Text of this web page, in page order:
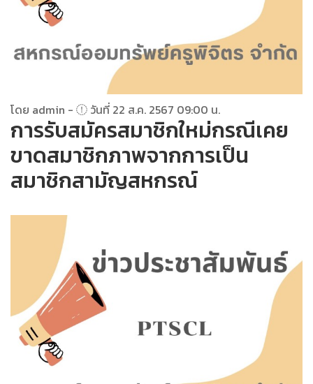
โดย admin - วันที่ 22 ส.ค. 2567 09:00 น.
การรับสมัครสมาชิกใหม่กรณีเคย
ขาดสมาชิกภาพจากการเป็น
สมาชิกสามัญสหกรณ์